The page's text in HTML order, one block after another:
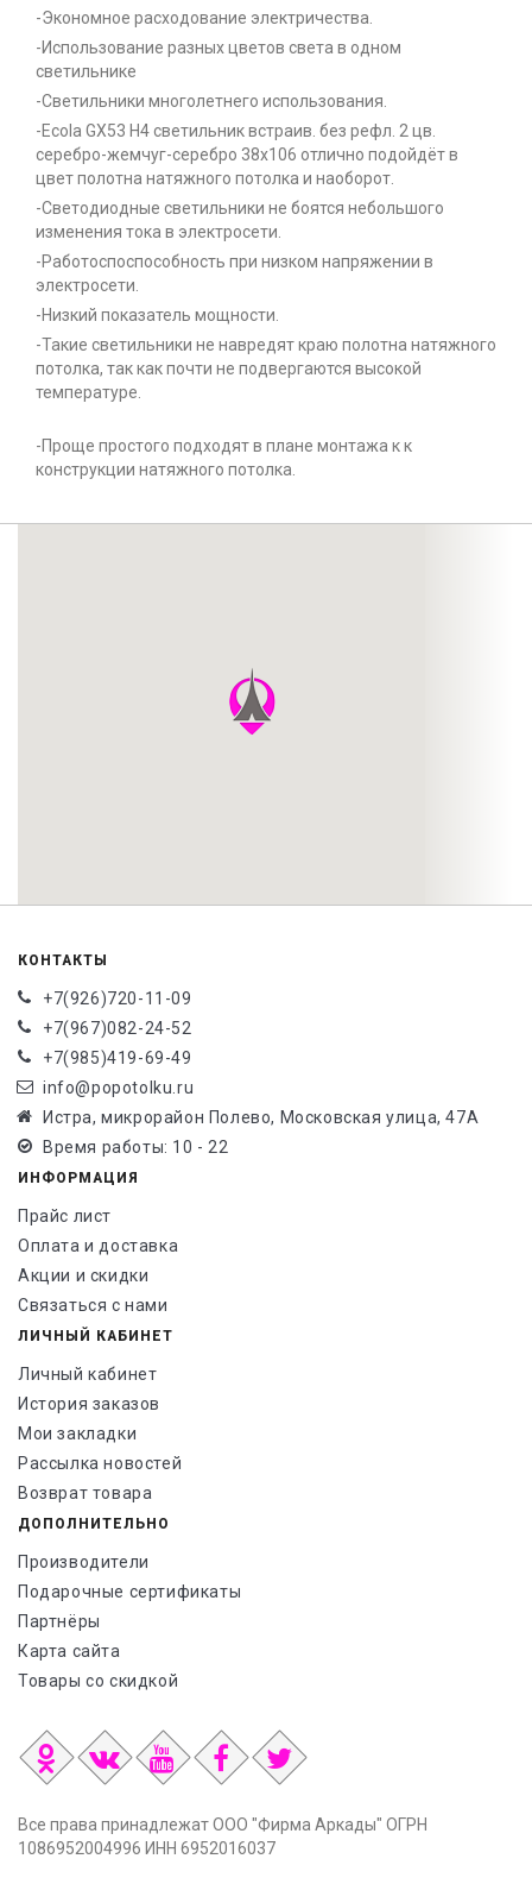
-Экономное расходование электричества.
-Использование разных цветов света в одном
светильнике
-Светильники многолетнего использования.
-Ecola GX53 H4 светильник встраив. без рефл. 2 цв.
серебро-жемчуг-серебро 38х106 отлично подойдёт в
цвет полотна натяжного потолка и наоборот.
-Светодиодные светильники не боятся небольшого
изменения тока в электросети.
-Работоспоспособность при низком напряжении в
электросети.
-Низкий показатель мощности.
-Такие светильники не навредят краю полотна натяжного
потолка, так как почти не подвергаются высокой
температуре.
-Проще простого подходят в плане монтажа к к
конструкции натяжного потолка.
КОНТАКТЫ
+7(926)720-11-09
+7(967)082-24-52
+7(985)419-69-49
info@popotolku.ru
Истра, микрорайон Полево, Московская улица, 47А
Время работы: 10 - 22
ИНФОРМАЦИЯ
Прайс лист
Оплата и доставка
Акции и скидки
Связаться с нами
ЛИЧНЫЙ КАБИНЕТ
Личный кабинет
История заказов
Мои закладки
Рассылка новостей
Возврат товара
ДОПОЛНИТЕЛЬНО
Производители
Подарочные сертификаты
Партнёры
Карта сайта
Товары со скидкой
Все права принадлежат ООО "Фирма Аркады" ОГРН
1086952004996 ИНН 6952016037